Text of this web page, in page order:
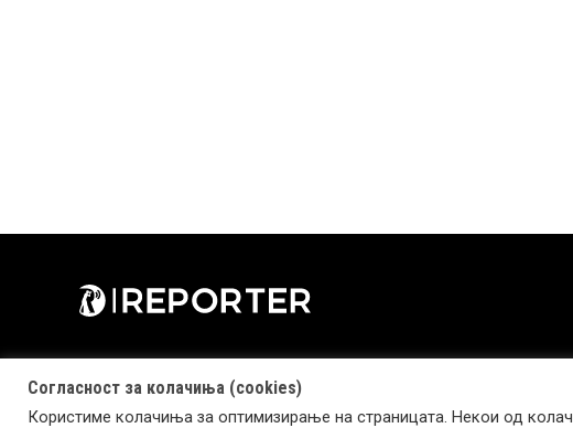
Согласност за колачиња (cookies)
Користиме колачиња за оптимизирање на страницата. Некои од